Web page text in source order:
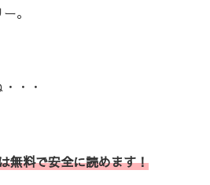
。
・・
無料で安全に読めます！